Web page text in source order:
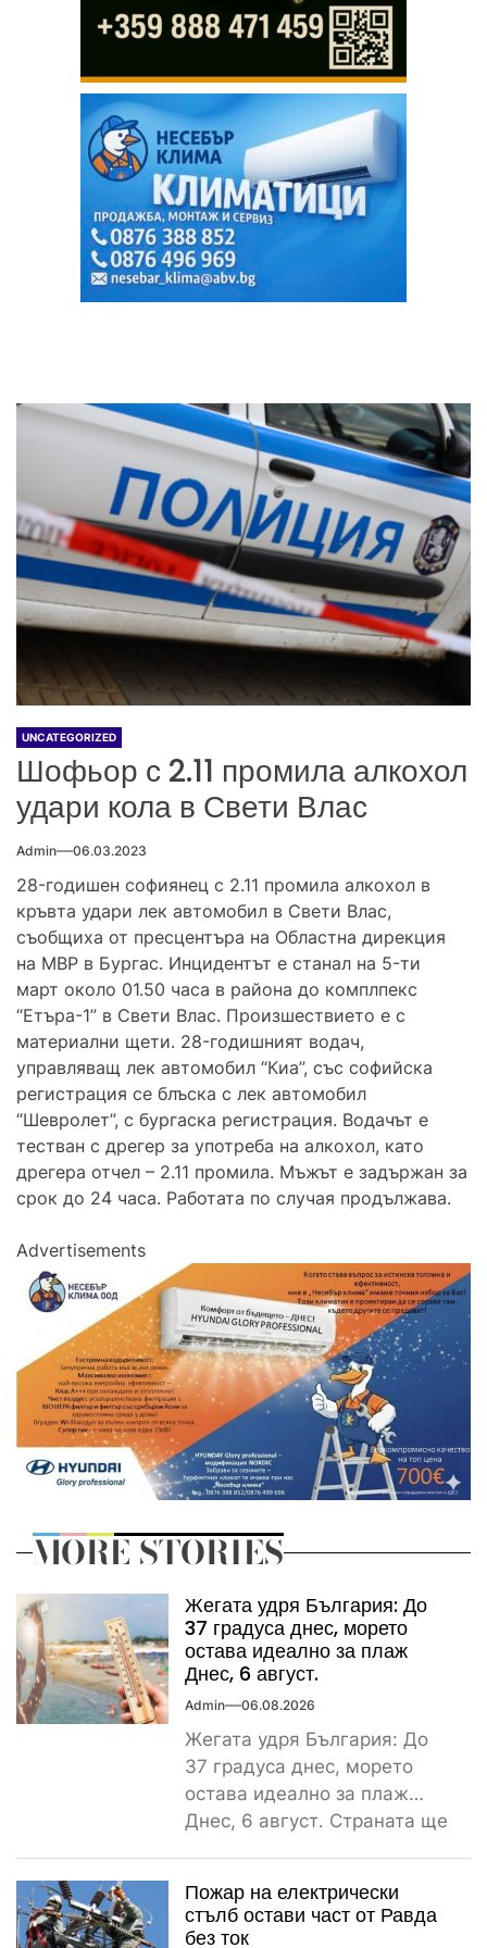
UNCATEGORIZED
Шофьор с 2.11 промила алкохол
удари кола в Свети Влас
Admin 06.03.2023
28-годишен софиянец с 2.11 промила алкохол в
кръвта удари лек автомобил в Свети Влас,
съобщиха от пресцентъра на Областна дирекция
на МВР в Бургас. Инцидентът е станал на 5-ти
март около 01.50 часа в района до комплпекс
“Етъра-1” в Свети Влас. Произшествието е с
материални щети. 28-годишният водач,
управляващ лек автомобил “Киа”, със софийска
регистрация се блъска с лек автомобил
“Шевролет”, с бургаска регистрация. Водачът е
тестван с дрегер за употреба на алкохол, като
дрегера отчел – 2.11 промила. Мъжът е задържан за
срок до 24 часа. Работата по случая продължава.
Advertisements
MORE STORIES
Жегата удря България: До
37 градуса днес, морето
остава идеално за плаж
Днес, 6 август.
Admin 06.08.2026
Жегата удря България: До
37 градуса днес, морето
остава идеално за плаж
Днес, 6 август. Страната ще
Пожар на електрически
стълб остави част от Равда
без ток